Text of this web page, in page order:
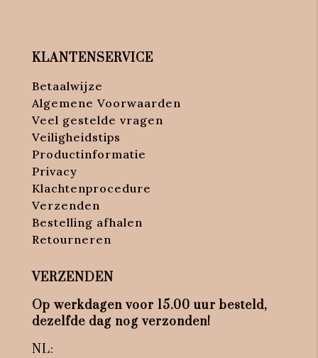
KLANTENSERVICE
Betaalwijze
Algemene Voorwaarden
Veel gestelde vragen
Veiligheidstips
Productinformatie
Privacy
Klachtenprocedure
Verzenden
Bestelling afhalen
Retourneren
VERZENDEN
Op werkdagen voor 15.00 uur besteld,
dezelfde dag nog verzonden!
NL: